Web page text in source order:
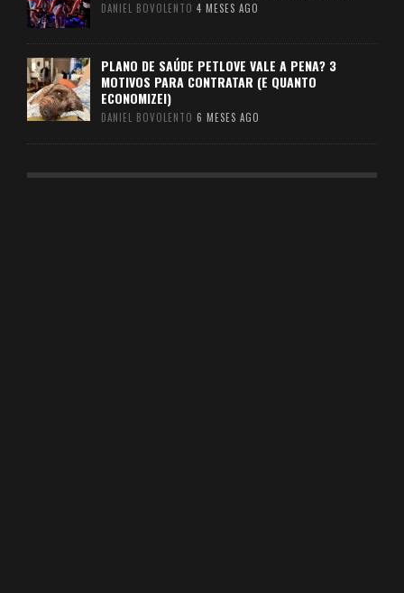
DANIEL BOVOLENTO 4 MESES AGO
PLANO DE SAÚDE PETLOVE VALE A PENA? 3
MOTIVOS PARA CONTRATAR (E QUANTO
ECONOMIZEI)
DANIEL BOVOLENTO 6 MESES AGO